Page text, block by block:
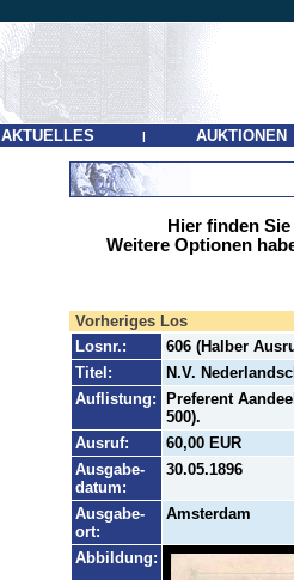
AKTUELLES | AUKTIONEN
Hier finden
Weitere Optionen
Vorheriges Los
Losnr.:
606 (Halber
Titel:
N.V.
Auflistung:
Preferent
500).
Ausruf:
60,00 EUR
Ausgabe-
datum:
30.05.1896
Ausgabe-
ort:
Amsterdam
Abbildung: